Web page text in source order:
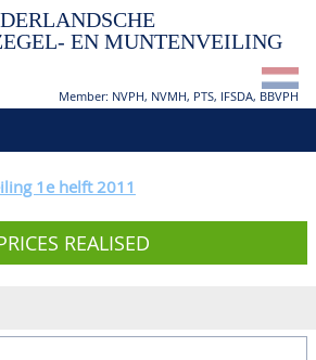
EN MUNTENVEILING
Member: NVPH, NVMH, PTS, IFSDA, BBVPH
1e helft 2011
REALISED